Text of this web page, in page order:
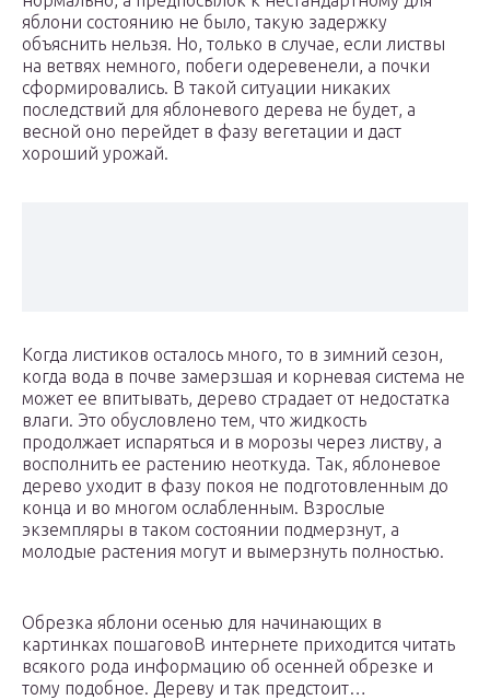
яблони состоянию не было, такую задержку
объяснить нельзя. Но, только в случае, если листвы
на ветвях немного, побеги одеревенели, а почки
сформировались. В такой ситуации никаких
последствий для яблоневого дерева не будет, а
весной оно перейдет в фазу вегетации и даст
хороший урожай.
Когда листиков осталось много, то в зимний сезон,
когда вода в почве замерзшая и корневая система не
может ее впитывать, дерево страдает от недостатка
влаги. Это обусловлено тем, что жидкость
продолжает испаряться и в морозы через листву, а
восполнить ее растению неоткуда. Так, яблоневое
дерево уходит в фазу покоя не подготовленным до
конца и во многом ослабленным. Взрослые
экземпляры в таком состоянии подмерзнут, а
молодые растения могут и вымерзнуть полностью.
Обрезка яблони осенью для начинающих в
картинках пошаговоВ интернете приходится читать
всякого рода информацию об осенней обрезке и
тому подобное. Дереву и так предстоит…